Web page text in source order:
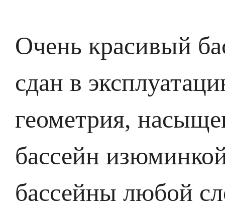
Очень красивый
сдан в
геометрия,
бассейн
бассейны любой